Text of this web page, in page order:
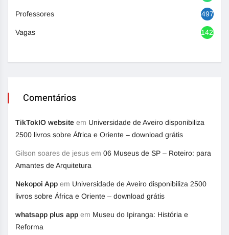
Professores 497
Vagas 1420
Comentários
TikTokIO website em Universidade de Aveiro disponibiliza
2500 livros sobre África e Oriente – download grátis
Gilson soares de jesus em 06 Museus de SP – Roteiro: para
Amantes de Arquitetura
Nekopoi App em Universidade de Aveiro disponibiliza 2500
livros sobre África e Oriente – download grátis
whatsapp plus app em Museu do Ipiranga: História e
Reforma